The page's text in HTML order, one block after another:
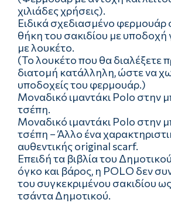
χιλιάδες χρήσεις).
Ειδικά σχεδιασμένο φερμουάρ
θήκη του σακιδίου με υποδοχή
με λουκέτο.
(Το λουκέτο που θα διαλέξετε
διατομή κατάλληλη, ώστε να
υποδοχείς του φερμουάρ.)
Μοναδικό ιμαντάκι Polo στην
τσέπη.
Μοναδικό ιμαντάκι Polo στην
τσέπη – Άλλο ένα
αυθεντικής original scarf.
Επειδή τα βιβλία του
όγκο και βάρος, η POLO δεν
του συγκεκριμένου σακιδίου
τσάντα Δημοτικού.